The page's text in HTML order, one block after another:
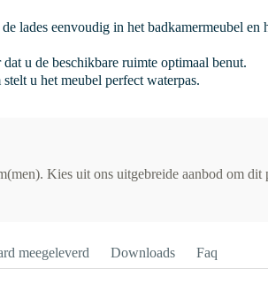
lades eenvoudig in het badkamermeubel en
u de beschikbare ruimte optimaal benut.
u het meubel perfect waterpas.
Kies uit ons uitgebreide aanbod om dit
meegeleverd Downloads Faq